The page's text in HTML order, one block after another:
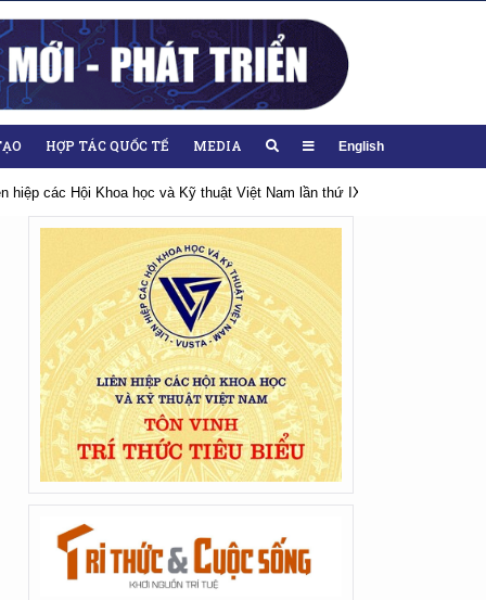
HỢP TÁC QUỐC TẾ MEDIA English
kỳ 2026-2031 Hướng tới Đại hội lần thứ XIV của Đảng